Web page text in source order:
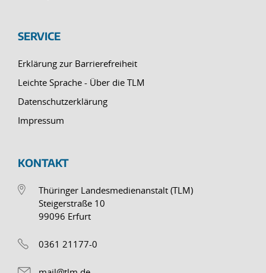
SERVICE
Erklärung zur Barrierefreiheit
Leichte Sprache - Über die TLM
Datenschutzerklärung
Impressum
KONTAKT
Thüringer Landesmedienanstalt (TLM)
Steigerstraße 10
99096 Erfurt
0361 21177-0